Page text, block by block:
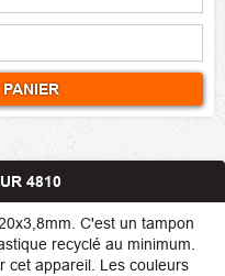
4810
C'est un tampon
recyclé au minimum.
cet appareil. Les couleurs